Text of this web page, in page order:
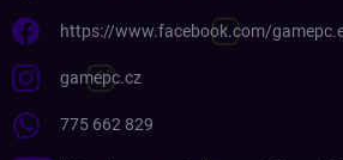
https://www.facebook.com/
gamepc.cz
775 662 829